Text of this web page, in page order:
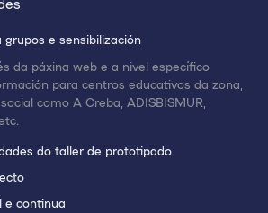
grupos e sensibilización
da páxina web e a nivel específico
para centros educativos da zona,
como A Creba, ADISBISMUR,
do taller de prototipado
e continua